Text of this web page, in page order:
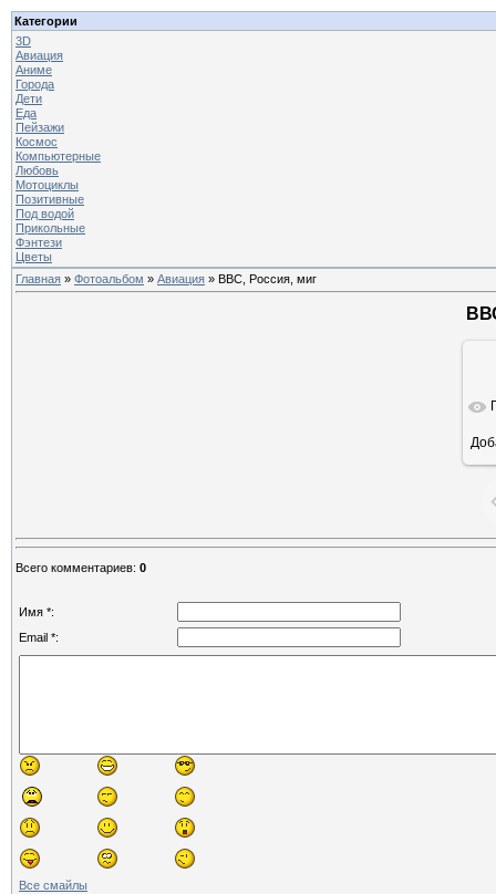
Категории
3D
Авиация
Аниме
Города
Дети
Еда
Пейзажи
Космос
Компьютерные
Любовь
Мотоциклы
Позитивные
Под водой
Прикольные
Фэнтези
Цветы
Главная » Фотоальбом » Авиация » ВВС, Россия, миг
Всего комментариев: 0
Имя *:
Email *:
Все смайлы